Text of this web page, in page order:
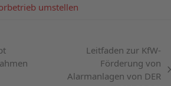
umstellen
Nächster
Leitfaden zur KfW-
Förderung von
Alarmanlagen von DER